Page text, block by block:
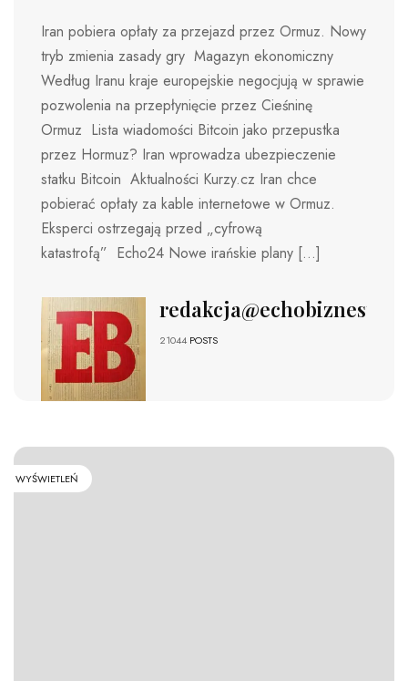
Iran pobiera opłaty za przejazd przez Ormuz. Nowy
tryb zmienia zasady gry Magazyn ekonomiczny
Według Iranu kraje europejskie negocjują w sprawie
pozwolenia na przepłynięcie przez Cieśninę
Ormuz Lista wiadomości Bitcoin jako przepustka
przez Hormuz? Iran wprowadza ubezpieczenie
statku Bitcoin Aktualności Kurzy.cz Iran chce
pobierać opłaty za kable internetowe w Ormuz.
Eksperci ostrzegają przed „cyfrową
katastrofą” Echo24 Nowe irańskie plany […]
redakcja@echobiznesu.pl
21044 POSTS
WYŚWIETLEŃ